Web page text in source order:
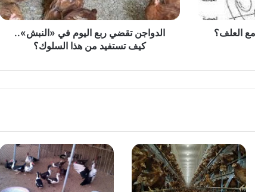
العلف؟
تستفيد
من
الدواجن تقضي ربع اليوم في «النبش»..
كيف تستفيد من هذا السلوك؟